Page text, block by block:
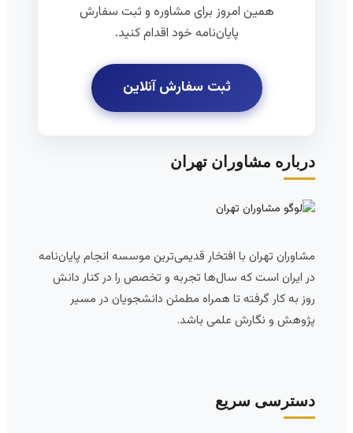
همین امروز برای مشاوره و ثبت سفارش
پایان‌نامه خود اقدام کنید.
ثبت سفارش آنلاین
درباره مشاوران تهران
مشاوران تهران با افتخار قدیمی‌ترین موسسه انجام پایان‌نامه
در ایران است که سال‌ها تجربه و تخصص را در کنار دانش
روز به کار گرفته تا همراه مطمئن دانشجویان در مسیر
پژوهش و نگارش علمی باشد.
دسترسی سریع